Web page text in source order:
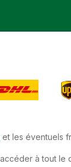
et les éventuels
à tout le